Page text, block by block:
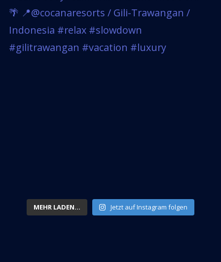
MEHR LADEN... Jetzt auf Instagram folgen